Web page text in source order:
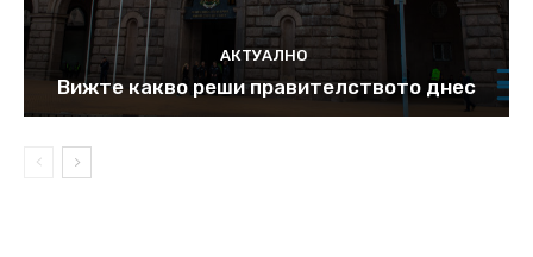
АКТУАЛНО
Вижте какво реши правителството днес